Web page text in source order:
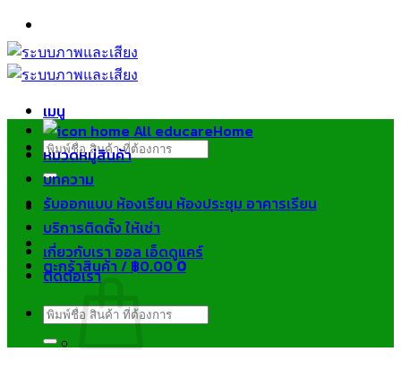
ข้าม
ไป
ยัง
เมนู
ค้นหา:
ตะกร้าสินค้า /฿0.000
Home
หมวดหมู่สินค้า
บทความ
รับออกแบบ ห้องเรียน ห้องประชุม อาคารเรียน
บริการติดตั้ง ให้เช่า
เกี่ยวกับเรา ออล เอ็ดดูแคร์
ติดต่อเรา
ค้นหา: